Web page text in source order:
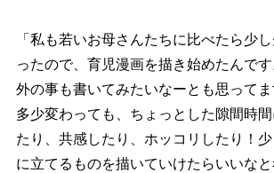
「私も若いお母さんたちに比べたら少
ったので、育児漫画を描き始めたんで
外の事も書いてみたいなーとも思って
多少変わっても、ちょっとした隙間時
たり、共感したり、ホッコリしたり！
に立てるものを描いていけたらいいなと